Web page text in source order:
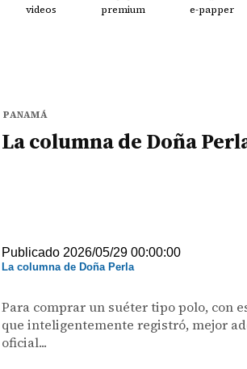
videos premium e-papper
PANAMÁ
La columna de Doña
Publicado 2026/05/29 00:00:00
La columna de Doña Perla
Para comprar un suéter tipo polo, con
que inteligentemente registró, mejor
oficial...